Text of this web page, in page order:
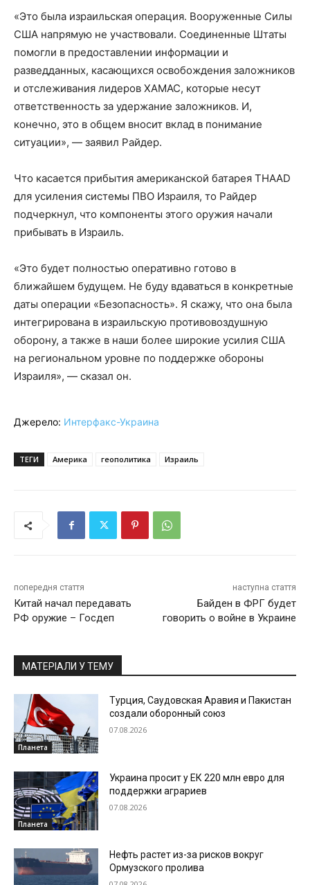
«Это была израильская операция. Вооруженные Силы
США напрямую не участвовали. Соединенные Штаты
помогли в предоставлении информации и
разведданных, касающихся освобождения заложников
и отслеживания лидеров ХАМАС, которые несут
ответственность за удержание заложников. И,
конечно, это в общем вносит вклад в понимание
ситуации», — заявил Райдер.
Что касается прибытия американской батарея THAAD
для усиления системы ПВО Израиля, то Райдер
подчеркнул, что компоненты этого оружия начали
прибывать в Израиль.
«Это будет полностью оперативно готово в
ближайшем будущем. Не буду вдаваться в конкретные
даты операции «Безопасность». Я скажу, что она была
интегрирована в израильскую противовоздушную
оборону, а также в наши более широкие усилия США
на региональном уровне по поддержке обороны
Израиля», — сказал он.
Джерело: Интерфакс-Украина
ТЕГИ Америка геополитика Израиль
попередня стаття
Китай начал передавать
РФ оружие – Госдеп
наступна стаття
Байден в ФРГ будет
говорить о войне в Украине
МАТЕРІАЛИ У ТЕМУ
Планета
Турция, Саудовская Аравия и Пакистан
создали оборонный союз
07.08.2026
Планета
Украина просит у ЕК 220 млн евро для
поддержки аграриев
07.08.2026
Нефть растет из-за рисков вокруг
Ормузского пролива